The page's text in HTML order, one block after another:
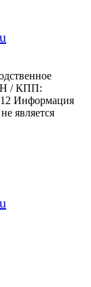
/ КПП:
Информация
является